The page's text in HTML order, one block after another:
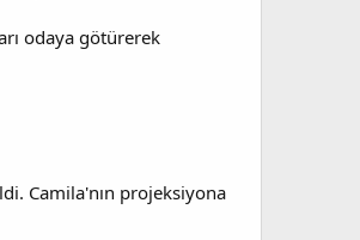
odaya götürerek
Camila'nın projeksiyona